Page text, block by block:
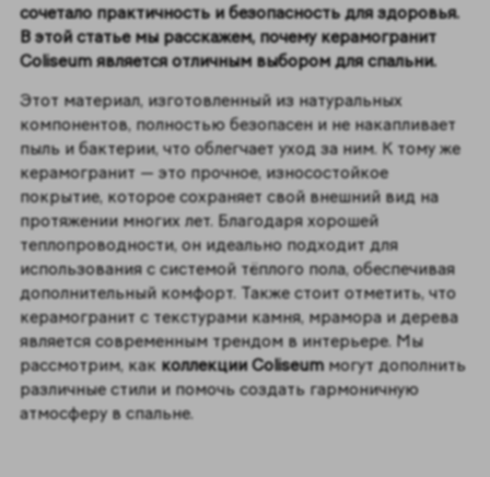
сочетало практичность и безопасность для здоровья.
В этой статье мы расскажем, почему керамогранит
Coliseum является отличным выбором для спальни.
Этот материал, изготовленный из натуральных
компонентов, полностью безопасен и не накапливает
пыль и бактерии, что облегчает уход за ним. К тому же
керамогранит — это прочное, износостойкое
покрытие, которое сохраняет свой внешний вид на
протяжении многих лет. Благодаря хорошей
теплопроводности, он идеально подходит для
использования с системой тёплого пола, обеспечивая
дополнительный комфорт. Также стоит отметить, что
керамогранит с текстурами камня, мрамора и дерева
является современным трендом в интерьере. Мы
рассмотрим, как коллекции Coliseumмогут дополнить
различные стили и помочь создать гармоничную
атмосферу в спальне.